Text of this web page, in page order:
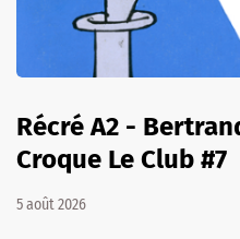
Récré A2 -
Croque Le Club #7
5 août 2026